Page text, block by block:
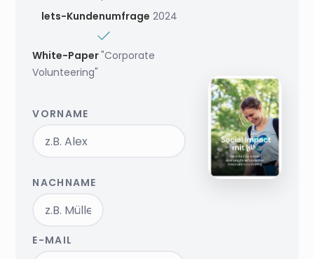
lets-Kundenumfrage 2024
White-Paper"Corporate
Volunteering"
VORNAME
NACHNAME
E-MAIL